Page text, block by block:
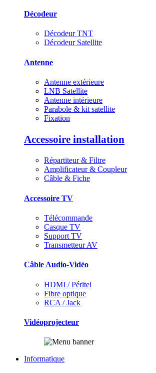
Décodeur
Décodeur TNT
Décodeur Satellite
Antenne
Antenne extérieure
LNB Satellite
Antenne intérieure
Parabole & kit satellite
Fixation
Accessoire installation
Répartiteur & Filtre
Amplificateur & Coupleur
Câble & Fiche
Accessoire TV
Télécommande
Casque TV
Support TV
Transmetteur AV
Câble Audio-Vidéo
HDMI / Péritel
Fibre optique
RCA / Jack
Vidéoprojecteur
Informatique